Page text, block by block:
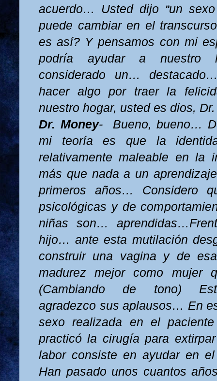
acuerdo… Usted dijo “un
puede cambiar en el
es así? Y pensamos con mi
podría ayudar a nuestro
considerado un…
hacer algo por traer la
nuestro hogar, usted es dios,
Dr. Money-
Bueno, bueno…
mi teoría es que la
relativamente maleable en la
más que nada a un
primeros años… Considero
psicológicas y de
niñas son…
hijo… ante esta mutilación
construir una vagina y de
madurez mejor como mujer
(Cambiando de tono)
agradezco sus aplausos… En
sexo realizada en el
practicó la cirugía para
labor consiste en ayudar en
Han pasado unos cuantos